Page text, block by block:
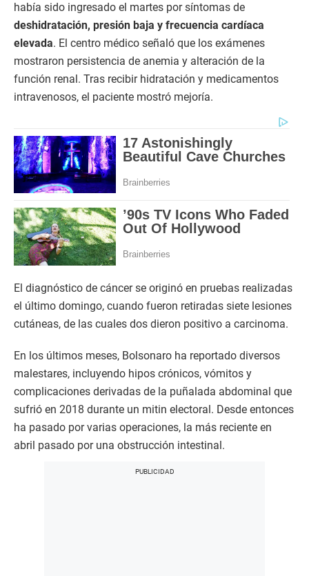
había sido ingresado el martes por síntomas de
deshidratación, presión baja y frecuencia cardíaca
elevada. El centro médico señaló que los exámenes
mostraron persistencia de anemia y alteración de la
función renal. Tras recibir hidratación y medicamentos
intravenosos, el paciente mostró mejoría.
El diagnóstico de cáncer se originó en pruebas realizadas
el último domingo, cuando fueron retiradas siete lesiones
cutáneas, de las cuales dos dieron positivo a carcinoma.
En los últimos meses, Bolsonaro ha reportado diversos
malestares, incluyendo hipos crónicos, vómitos y
complicaciones derivadas de la puñalada abdominal que
sufrió en 2018 durante un mitin electoral. Desde entonces
ha pasado por varias operaciones, la más reciente en
abril pasado por una obstrucción intestinal.